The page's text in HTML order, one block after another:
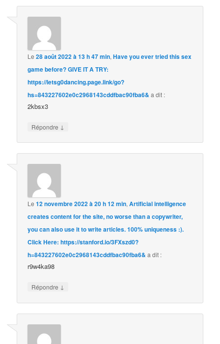
Le28 août 2022 à 13 h 47 min,Have you ever tried this sex
game before? GIVE IT A TRY:
https://letsg0dancing.page.link/go?
hs=843227602e0c2968143cddfbac90fba6& a dit :
2kbsx3
Répondre ↓
Le12 novembre 2022 à 20 h 12 min,Artificial intelligence
creates content for the site, no worse than a copywriter,
you can also use it to write articles. 100% uniqueness :).
Click Here: https://stanford.io/3FXszd0?
h=843227602e0c2968143cddfbac90fba6& a dit :
r9w4ka98
Répondre ↓